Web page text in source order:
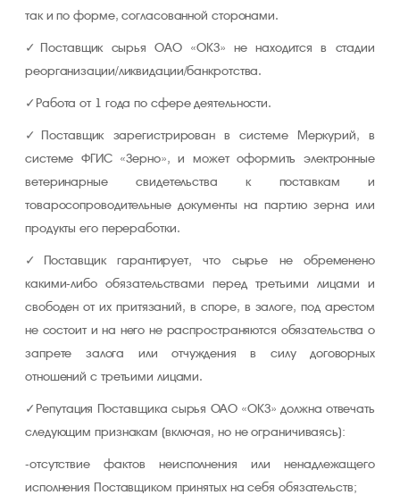
так и по форме, согласованной сторонами.
Поставщик сырья ОАО «ОКЗ» не находится в стадии
реорганизации/ликвидации/банкротства.
Работа от 1 года по сфере деятельности.
Поставщик зарегистрирован в системе Меркурий, в
системе ФГИС «Зерно», и может оформить электронные
ветеринарные свидетельства к поставкам и
товаросопроводительные документы на партию зерна или
продукты его переработки.
Поставщик гарантирует, что сырье не обременено
какими-либо обязательствами перед третьими лицами и
свободен от их притязаний, в споре, в залоге, под арестом
не состоит и на него не распространяются обязательства о
запрете залога или отчуждения в силу договорных
отношений с третьими лицами.
Репутация Поставщика сырья ОАО «ОКЗ» должна отвечать
следующим признакам (включая, но не ограничиваясь):
-отсутствие фактов неисполнения или ненадлежащего
исполнения Поставщиком принятых на себя обязательств;